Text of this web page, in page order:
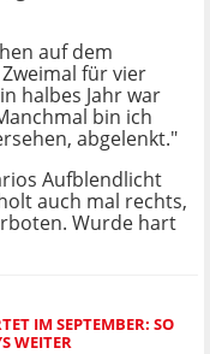
auf dem
für vier
halbes Jahr war
bin ich
abgelenkt."
Aufblendlicht
auch mal rechts,
Wurde hart
IM SEPTEMBER: SO
WEITER